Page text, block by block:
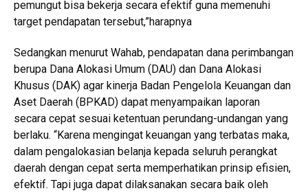
pemungut bisa bekerja secara efektif guna memenuhi
target pendapatan tersebut,”harapnya
Sedangkan menurut Wahab, pendapatan dana perimbangan
berupa Dana Alokasi Umum (DAU) dan Dana Alokasi
Khusus (DAK) agar kinerja Badan Pengelola Keuangan dan
Aset Daerah (BPKAD) dapat menyampaikan laporan
secara cepat sesuai ketentuan perundang-undangan yang
berlaku. “Karena mengingat keuangan yang terbatas maka,
dalam pengalokasian belanja kepada seluruh perangkat
daerah dengan cepat serta memperhatikan prinsip efisien,
efektif. Tapi juga dapat dilaksanakan secara baik oleh